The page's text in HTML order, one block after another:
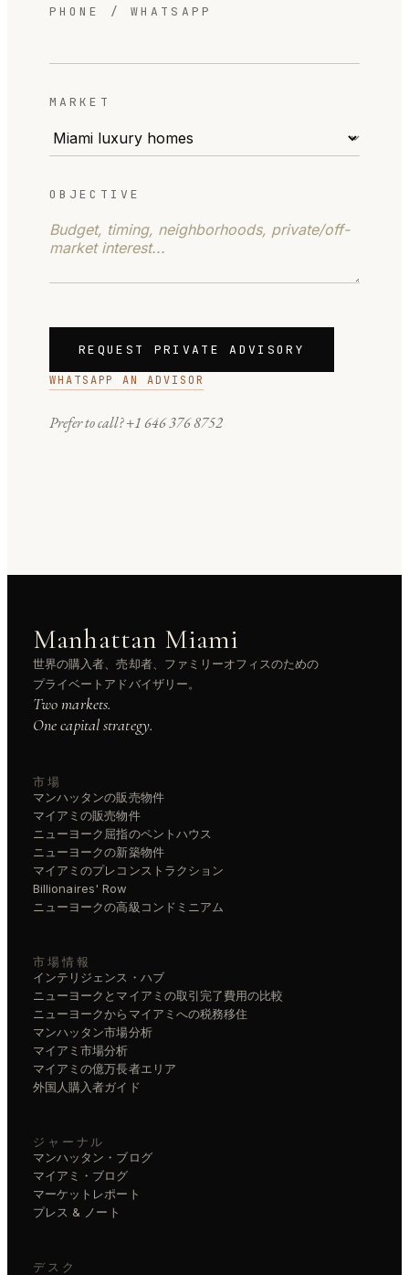
PHONE / WHATSAPP
MARKET
OBJECTIVE
REQUEST PRIVATE ADVISORY
WHATSAPP AN ADVISOR
Prefer to call?+1 646 376 8752
Manhattan Miami
世界の購入者、売却者、ファミリーオフィスのための
プライベートアドバイザリー。
Two markets.
One capital strategy.
市場
マンハッタンの販売物件
マイアミの販売物件
ニューヨーク屈指のペントハウス
ニューヨークの新築物件
マイアミのプレコンストラクション
Billionaires' Row
ニューヨークの高級コンドミニアム
市場情報
インテリジェンス・ハブ
ニューヨークとマイアミの取引完了費用の比較
ニューヨークからマイアミへの税務移住
マンハッタン市場分析
マイアミ市場分析
マイアミの億万長者エリア
外国人購入者ガイド
ジャーナル
マンハッタン・ブログ
マイアミ・ブログ
マーケットレポート
プレス & ノート
デスク